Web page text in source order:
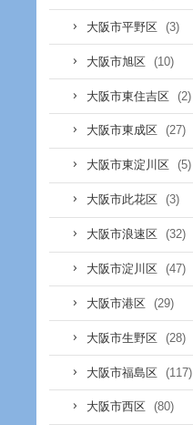
大阪市平野区 (3)
大阪市旭区 (10)
大阪市東住吉区 (2)
大阪市東成区 (27)
大阪市東淀川区 (5)
大阪市此花区 (3)
大阪市浪速区 (32)
大阪市淀川区 (47)
大阪市港区 (29)
大阪市生野区 (28)
大阪市福島区 (117)
大阪市西区 (80)